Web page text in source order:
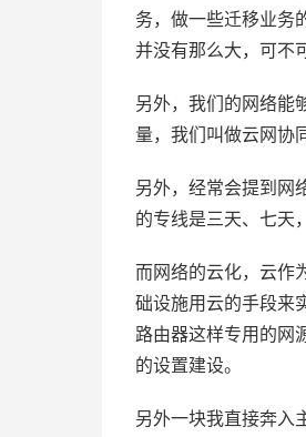
务，做一些迁移业务
并没有那么大，可不
另外，我们的网络能
量，我们叫做云网协
另外，经常会提到网
的专线是三天、七天
而网络的云化，云作
础设施用云的手段来
路由器这样专用的网
的设置建设。
另外一块我直接奔入